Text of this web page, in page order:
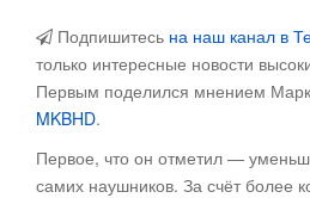
Подпишитесь на наш канал в
только интересные новости
Первым поделился мнением
MKBHD.
Первое, что он отметил —
самих наушников. За счёт более